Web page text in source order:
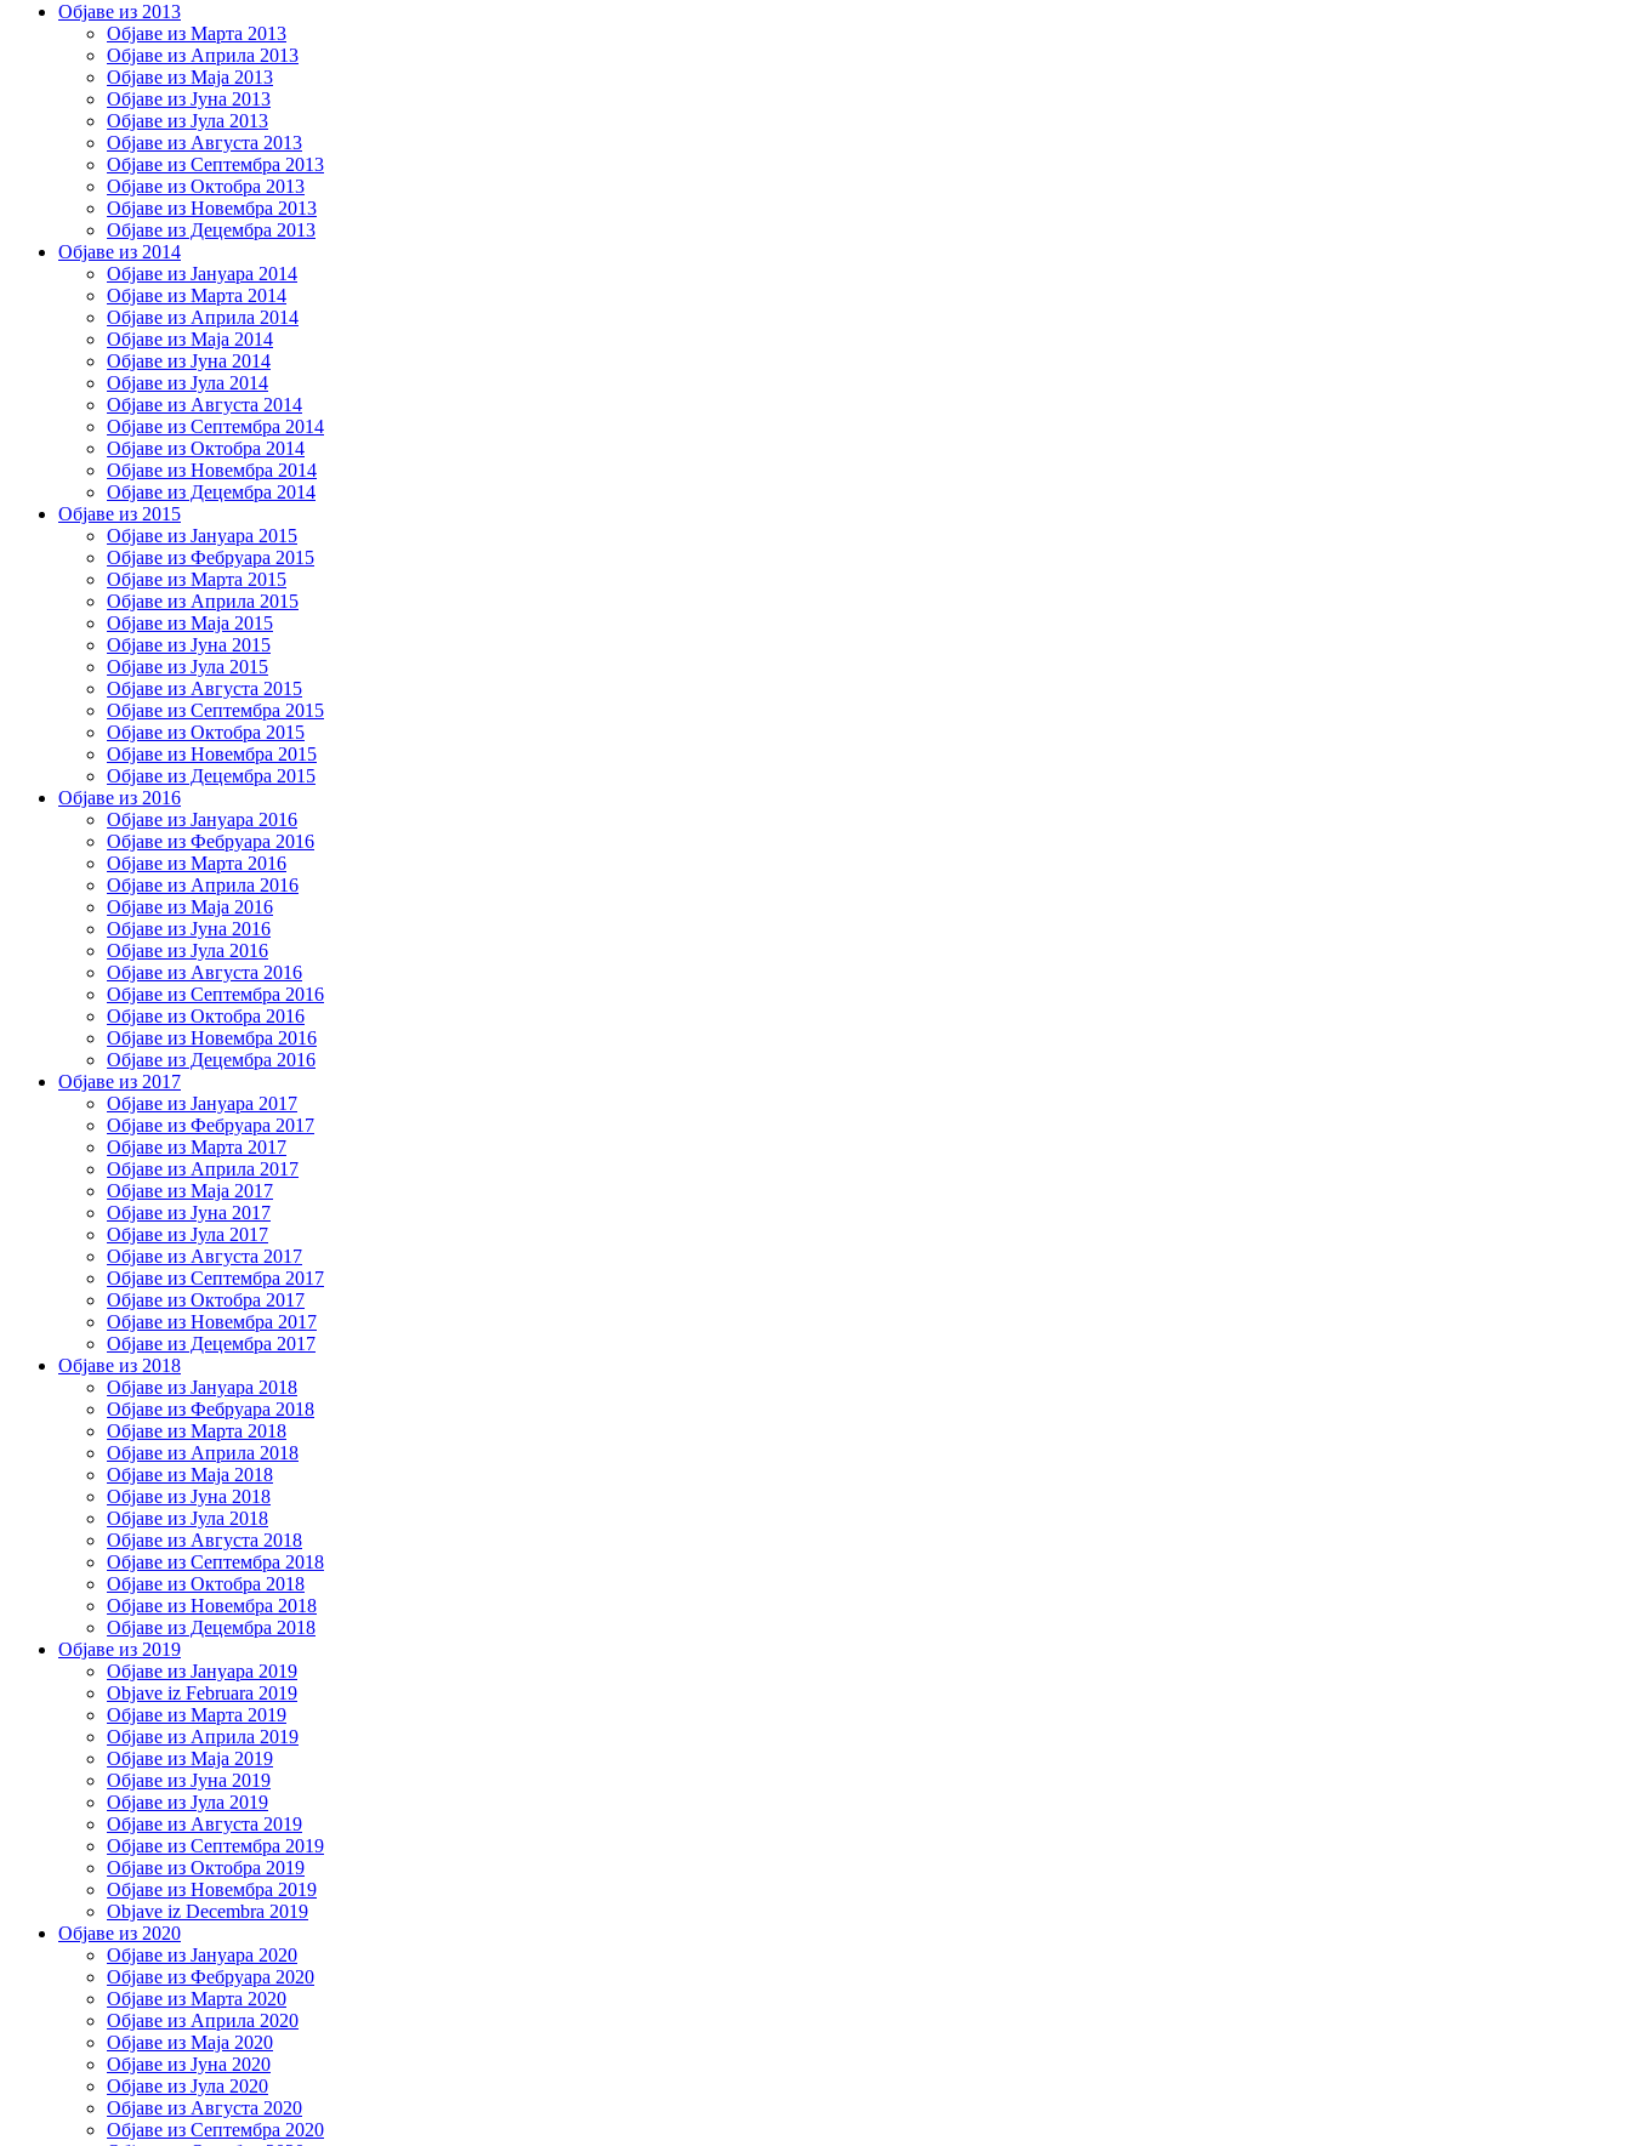
Објаве из 2013
Објаве из Марта 2013
Објаве из Априла 2013
Објаве из Маја 2013
Објаве из Јунa 2013
Објаве из Јула 2013
Објаве из Августа 2013
Објаве из Септембра 2013
Објаве из Октобра 2013
Објаве из Новембра 2013
Објаве из Децембра 2013
Објаве из 2014
Објаве из Јануара 2014
Објаве из Марта 2014
Објаве из Априла 2014
Објаве из Маја 2014
Објаве из Јуна 2014
Објаве из Јула 2014
Објаве из Августа 2014
Објаве из Септембра 2014
Објаве из Октобра 2014
Објаве из Новембра 2014
Објаве из Децембра 2014
Објаве из 2015
Објаве из Јануара 2015
Објаве из Фебруара 2015
Објаве из Марта 2015
Објаве из Априла 2015
Објаве из Маја 2015
Објаве из Јуна 2015
Објаве из Јула 2015
Објаве из Августа 2015
Објаве из Септембра 2015
Објаве из Октобра 2015
Објаве из Новембра 2015
Објаве из Децембра 2015
Објаве из 2016
Објаве из Јануара 2016
Објаве из Фебруара 2016
Објаве из Марта 2016
Објаве из Априла 2016
Објаве из Маја 2016
Објаве из Јуна 2016
Објаве из Јула 2016
Објаве из Августа 2016
Објаве из Септембра 2016
Објаве из Октобра 2016
Објаве из Новембра 2016
Објаве из Децембра 2016
Објаве из 2017
Објаве из Јануара 2017
Објаве из Фебруара 2017
Објаве из Марта 2017
Објаве из Априла 2017
Објаве из Маја 2017
Објаве из Јуна 2017
Објаве из Јула 2017
Објаве из Августа 2017
Објаве из Септембра 2017
Објаве из Октобра 2017
Објаве из Новембра 2017
Објаве из Децембра 2017
Објаве из 2018
Објаве из Јануара 2018
Објаве из Фебруара 2018
Објаве из Марта 2018
Објаве из Априла 2018
Објаве из Маја 2018
Објаве из Јуна 2018
Објаве из Јула 2018
Објаве из Августа 2018
Објаве из Септембра 2018
Објаве из Октобра 2018
Објаве из Новембра 2018
Објаве из Децембра 2018
Објаве из 2019
Објаве из Јануара 2019
Objave iz Februara 2019
Објаве из Марта 2019
Објаве из Априла 2019
Објаве из Маја 2019
Објаве из Јуна 2019
Објаве из Јула 2019
Објаве из Августа 2019
Објаве из Септембра 2019
Објаве из Октобра 2019
Објаве из Новембра 2019
Objave iz Decembra 2019
Објаве из 2020
Објаве из Јануара 2020
Објаве из Фебруара 2020
Објаве из Марта 2020
Објаве из Априла 2020
Објаве из Маја 2020
Објаве из Јуна 2020
Објаве из Јула 2020
Објаве из Августа 2020
Објаве из Септембра 2020